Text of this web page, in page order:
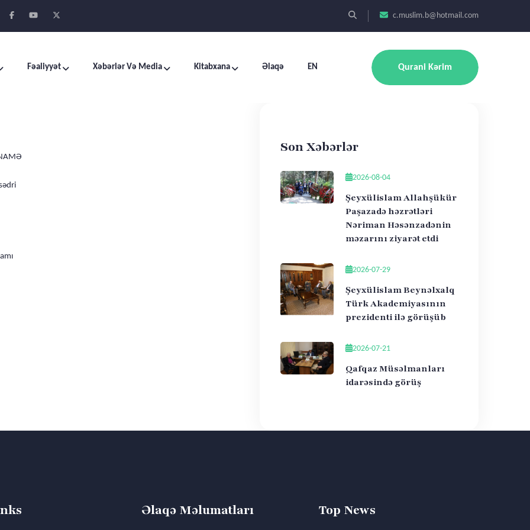
c.muslim.b@hotmail.com
Fəaliyyət Xəbərlər Və Media Kitabxana Əlaqə EN Qurani Kərim
Son Xəbərlər
2026-08-04
Şeyxülislam Allahşükür
Paşazadə həzrətləri
Nəriman Həsənzadənin
məzarını ziyarət etdi
2026-07-29
Şeyxülislam Beynəlxalq
Türk Akademiyasının
prezidenti ilə görüşüb
2026-07-21
Qafqaz Müsəlmanları
idarəsində görüş
Əlaqə Məlumatları Top News